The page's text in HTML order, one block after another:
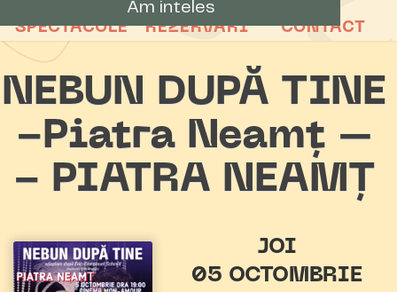
Am inteles
SPECTACOLE REZERVARI CONTACT
NEBUN DUPĂ TINE
-Piatra Neamț –
- PIATRA NEAMȚ
JOI
05 OCTOMBRIE